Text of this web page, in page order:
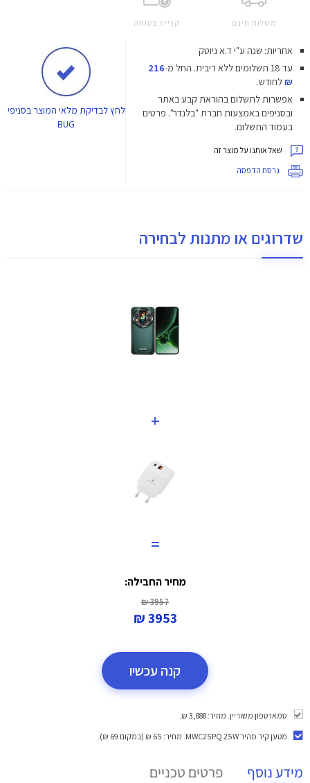
משלוח חינם קנייה בטוחה
אחריות: שנה ע"י ד.א ניוטק
עד 18 תשלומים ללא ריבית.
החל מ-216
₪לחודש.
אפשרות לתשלום בהוראת קבע באתר
ובסניפים באמצעות חברת "בלנדר". פרטים
בעמוד התשלום.
שאל אותנו על מוצר זה
גרסת הדפסה
לחץלבדיקת מלאי המוצר בסניפי
BUG
שדרוגים או מתנות לבחירה
+
=
מחיר החבילה:
3957 ₪
3953 ₪
קנה עכשיו
סמארטפון משוריין. מחיר: 3,888 ₪.
מטען קיר מהיר MWC25PQ 25W
. מחיר: 65 ₪ (במקום 69 ₪).
מידע נוסף פרטים טכניים